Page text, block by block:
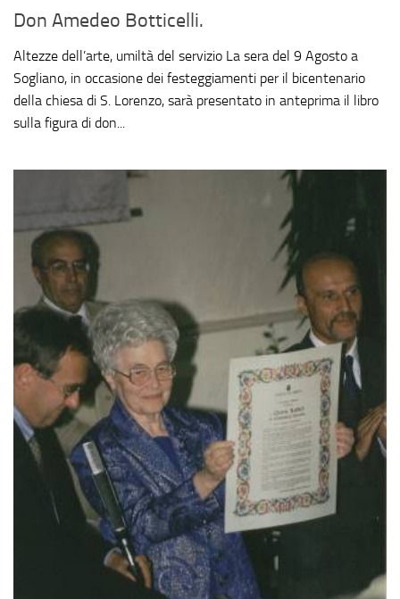
Don Amedeo Botticelli.
Altezze dell’arte, umiltà del servizio La sera del 9 Agosto a
Sogliano, in occasione dei festeggiamenti per il bicentenario
della chiesa di S. Lorenzo, sarà presentato in anteprima il libro
sulla figura di don...